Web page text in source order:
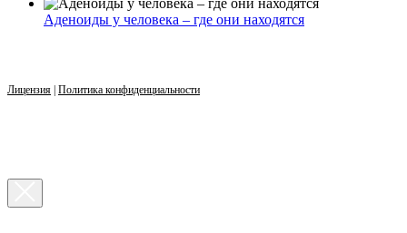
Аденоиды у человека – где они находятся
Лицензия Политика конфиденциальности